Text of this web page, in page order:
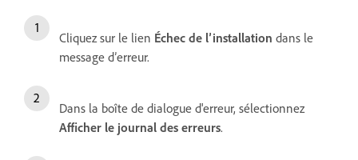
Cliquez sur le lien Échec de l’installation dans le
message d’erreur.
Dans la boîte de dialogue d'erreur, sélectionnez
Afficher le journal des erreurs.